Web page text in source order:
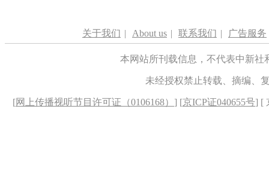
关于我们 | About us | 联系我们 | 广告服务
本网站所刊载信息，不代表中新
未经授权禁止转载、摘编、
[网上传播视听节目许可证（0106168） ] [京ICP证040655号] [